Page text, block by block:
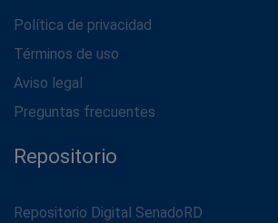
Política de privacidad
Términos de uso
Aviso legal
Preguntas frecuentes
Repositorio
Repositorio Digital SenadoRD